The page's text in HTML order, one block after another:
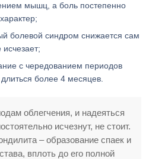
мышц, а боль постепенно
болевой синдром снижается сам
с чередованием периодов
более 4 месяцев.
облегчения, и надеяться
исчезнут, не стоит.
– образование спаек и
вплоть до его полной